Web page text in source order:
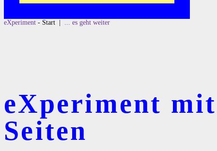
eXperiment - Start | ... es geht weiter
eXperiment
Seiten